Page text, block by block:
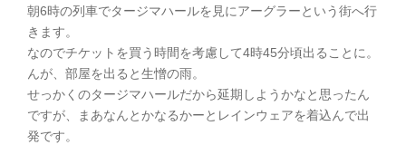
朝6時の列車でタージマハールを見にアーグラーという街へ行
きます。
なのでチケットを買う時間を考慮して4時45分頃出ることに。
んが、部屋を出ると生憎の雨。
せっかくのタージマハールだから延期しようかなと思ったん
ですが、まあなんとかなるかーとレインウェアを着込んで出
発です。